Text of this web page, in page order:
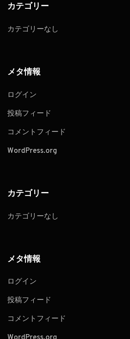
カテゴリー
カテゴリーなし
メタ情報
ログイン
投稿フィード
コメントフィード
WordPress.org
カテゴリー
カテゴリーなし
メタ情報
ログイン
投稿フィード
コメントフィード